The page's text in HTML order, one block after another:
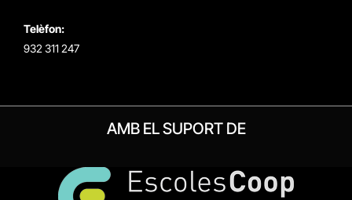
Telèfon:
932 311 247
AMB EL SUPORT DE